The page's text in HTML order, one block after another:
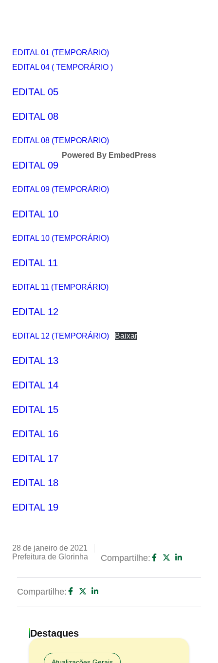
Powered By EmbedPress
EDITAL 01 (TEMPORÁRIO)
EDITAL 04 ( TEMPORÁRIO )
EDITAL 05
EDITAL 08
EDITAL 08 (TEMPORÁRIO)
EDITAL 09
EDITAL 09 (TEMPORÁRIO)
EDITAL 10
EDITAL 10 (TEMPORÁRIO)
EDITAL 11
EDITAL 11 (TEMPORÁRIO)
EDITAL 12
EDITAL 12 (TEMPORÁRIO) Baixar
EDITAL 13
EDITAL 14
EDITAL 15
EDITAL 16
EDITAL 17
EDITAL 18
EDITAL 19
28 de janeiro de 2021
Prefeitura de Glorinha
Compartilhe:
Compartilhe:
Destaques